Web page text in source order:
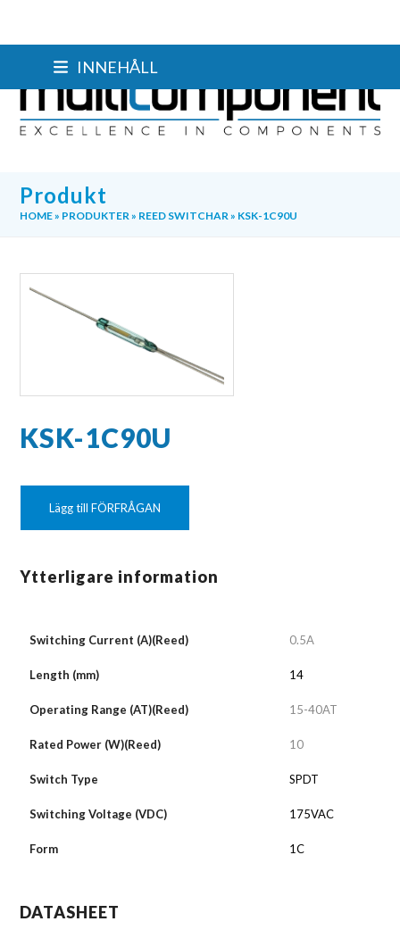
INNEHÅLL
Produkt
HOME» PRODUKTER» REED SWITCHAR» KSK-1C90U
KSK-1C90U
Lägg till FÖRFRÅGAN
Ytterligare information
Switching Current (A)(Reed) 0.5A
Length (mm) 14
Operating Range (AT)(Reed) 15-40AT
Rated Power (W)(Reed) 10
Switch Type SPDT
Switching Voltage (VDC) 175VAC
Form 1C
DATASHEET